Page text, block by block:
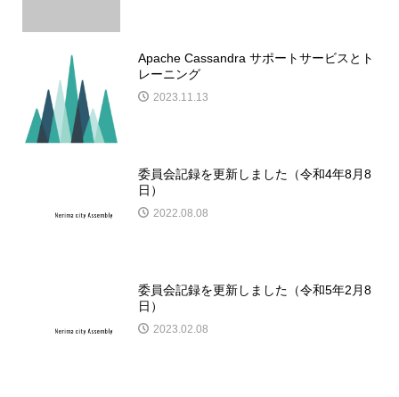
Apache Cassandra サポートサービスとト
レーニング
2023.11.13
委員会記録を更新しました（令和4年8月8
日）
2022.08.08
委員会記録を更新しました（令和5年2月8
日）
2023.02.08